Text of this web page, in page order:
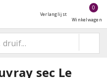
Verlanglijst
0
Winkelwagen
sec Le